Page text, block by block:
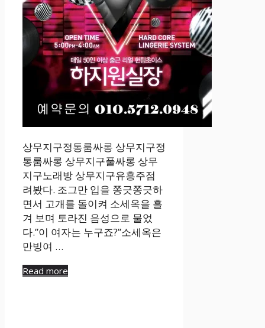
상무지구정통룸싸롱 상무지구정
통룸싸롱 상무지구풀싸롱 상무
지구노래방 상무지구유흥주점
려봤다. 조그만 입을 쫑긋쫑긋하
면서 고개를 돌이켜 소세옥을 흘
겨 보며 토라진 음성으로 물었
다.”이 여자는 누구죠?”소세옥은
만빙여 …
Read more